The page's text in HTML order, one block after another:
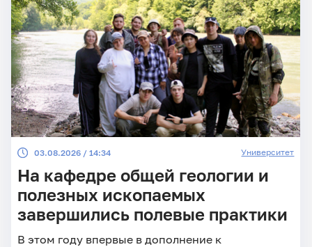
03.08.2026 / 14:34 Университет
На кафедре общей геологии и
полезных ископаемых
завершились полевые практики
В этом году впервые в дополнение к